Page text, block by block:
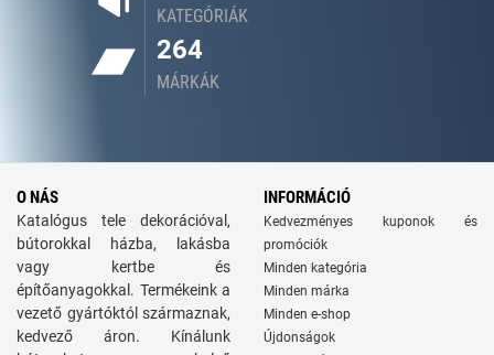
KATEGÓRIÁK
264
MÁRKÁK
O NÁS
Katalógus tele dekorációval,
bútorokkal házba, lakásba
vagy kertbe és
építőanyagokkal. Termékeink a
vezető gyártóktól származnak,
kedvező áron. Kínálunk
INFORMÁCIÓ
Kedvezményes kuponok és
promóciók
Minden kategória
Minden márka
Minden e-shop
Újdonságok